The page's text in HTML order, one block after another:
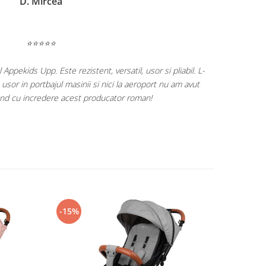
⭐⭐⭐⭐⭐
drag produsele celor de la KidsRetail! ❤️
viata a fetitei cu balansoarul electric si continuam catre
scaunul auto si caruciorul! 🫶
-15%